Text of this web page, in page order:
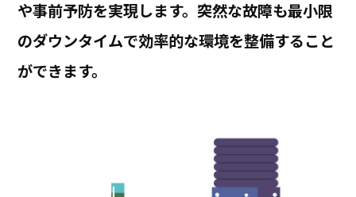
や事前予防を実現します。突然な故障も最小限
のダウンタイムで効率的な環境を整備すること
ができます。